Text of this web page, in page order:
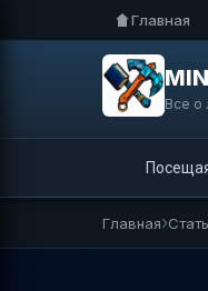
Главная
Все о
Главная